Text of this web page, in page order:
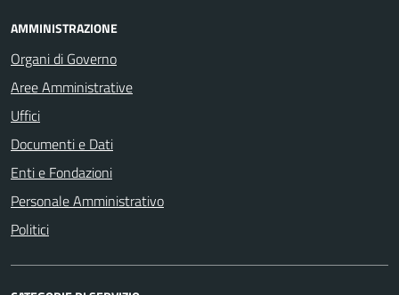
AMMINISTRAZIONE
Organi di Governo
Aree Amministrative
Uffici
Documenti e Dati
Enti e Fondazioni
Personale Amministrativo
Politici